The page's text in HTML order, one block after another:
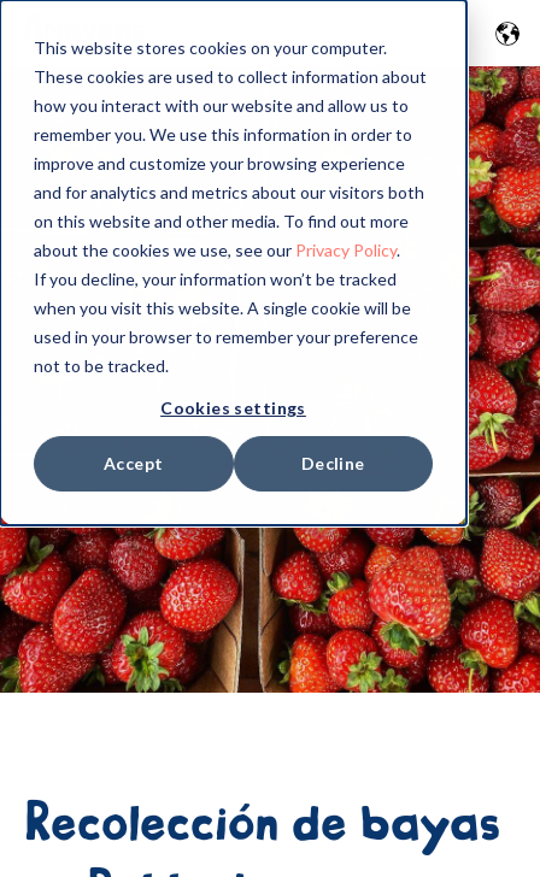
This website stores cookies on your computer.
These cookies are used to collect information about
how you interact with our website and allow us to
remember you. We use this information in order to
improve and customize your browsing experience
and for analytics and metrics about our visitors both
on this website and other media. To find out more
about the cookies we use, see our Privacy Policy.
If you decline, your information won’t be tracked
when you visit this website. A single cookie will be
used in your browser to remember your preference
not to be tracked.
Cookies settings
Accept Decline
Recolección de bayas